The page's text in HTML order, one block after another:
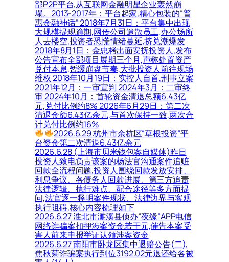
部P2P平台,从互联网金融明星企业轰然崩
塌。2013-2017年：平台起家,精心包装的“普
惠金融神话” 2018年7月31日：平台集中出现
大规模提现逾期,网传公司遣散员工,办公场所
人去楼空,投资者恐慌情绪蔓延,挤兑潮爆发
2018年8月1日：金忠栲出面安抚投资人,发布
公告宣布全部项目展期三个月,声称处置资产
兑付本息,暂缓崩盘节奏,大批投资人前往现场
维权 2018年10月19日：实控人自首,刑事立案
2021年12月：一审宣判 2024年3月：二审终
审 2024年10月：首轮资金清退总额6.43亿
元,兑付比例约8% 2026年6月29日：第二次
清退金额6.43亿余元,与首次保持一致,两次合
计兑付比例约16%
2026.6.29 杭州市余杭区“草根投资”平
台资金第二次清退6.43亿余元
2026.6.28 (上海市贝米钱包案自媒体)昨日
投资人致电负责该案的杨法官沟通案件追赃
回款全流程问题,投资人围绕回款发放安排、
利息争议、各债务人回款进展、第三方追责
法律逻辑、执行难点、配合途径等多方面提
问,法官逐一释明案件现状、法律边界与客观
执行阻碍,核心内容梳理如下
2026.6.27 淮北市濉溪县侦办“夜缘”APP电信
网络诈骗案扣押涉案资金若干元,催告本案受
害人前来申报举证认领涉案资金
2026.6.27 南阳市卧龙区集中退赔公告(二),
焦秋菊诈骗案执行到位3192.02元退还给各被